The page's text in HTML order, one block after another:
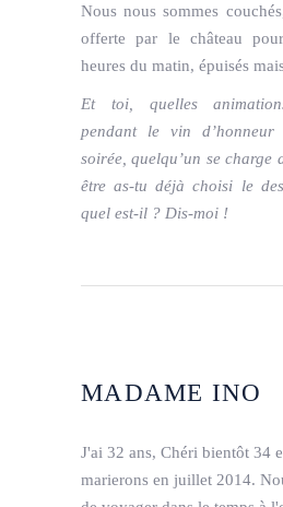
Nous nous sommes
offerte par le château
heures du matin, épuisés
Et toi, quelles
pendant le vin
soirée, quelqu’un se charge
être as-tu déjà choisi le
quel est-il ? Dis-moi !
MADAME INO
J'ai 32 ans, Chéri bientôt 34
marierons en juillet 2014.